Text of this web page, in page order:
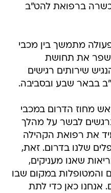
ברפואת להט"ב
מתמשך בין מכבי
את תחושת
שירותים רגישים
בבאר שבע ובסביבה.
מחוז הדרום במכבי
נרגשים לבשר על מהלך
את רפואת הקהילה
שלנו בדרום. זאת,
שאנו מעניקים,
והמטופלות במקום שבו
אנחנו כאן כדי לתת